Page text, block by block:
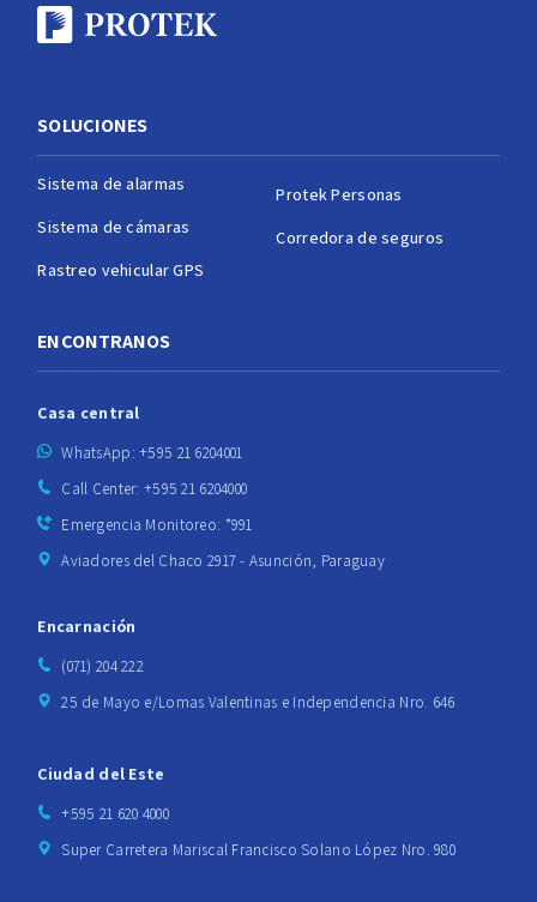
SOLUCIONES
Sistema de alarmas
Sistema de cámaras
Rastreo vehicular GPS
Protek Personas
Corredora de seguros
ENCONTRANOS
Casa central
WhatsApp: +595 21 6204001
Call Center: +595 21 6204000
Emergencia Monitoreo: *991
Aviadores del Chaco 2917 - Asunción, Paraguay
Encarnación
(071) 204 222
25 de Mayo e/Lomas Valentinas e Independencia Nro. 646
Ciudad del Este
+595 21 620 4000
Super Carretera Mariscal Francisco Solano López Nro. 980